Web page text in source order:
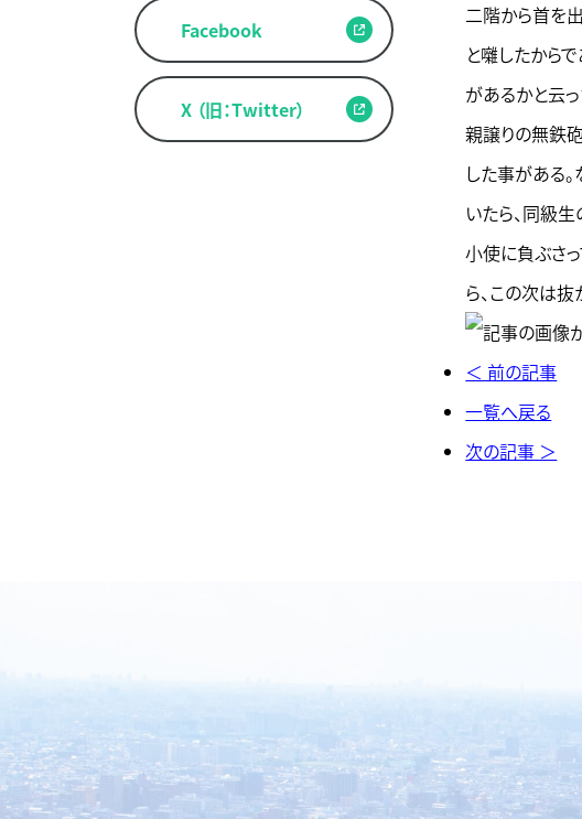
Facebook
X （旧：Twitter）
二階から首を
と囃したから
があるかと云
親譲りの無鉄
した事がある
いたら、同級
小使に負ぶさ
ら、この次は抜
＜ 前の記事
一覧へ戻る
次の記事 ＞